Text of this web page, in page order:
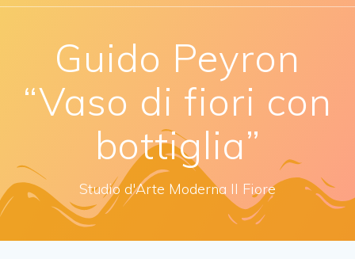
Guido Peyron
“Vaso di fiori con
bottiglia”
Studio d'Arte Moderna Il Fiore